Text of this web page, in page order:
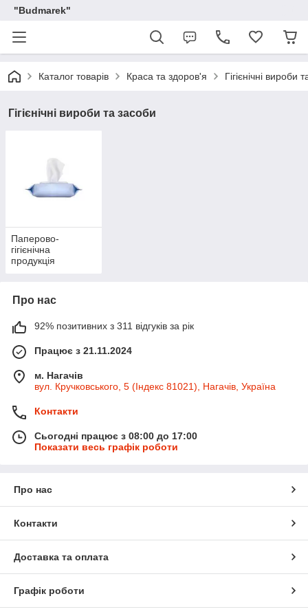
"Budmarek"
Каталог товарів Краса та здоров'я Гігієнічні вироби
Гігієнічні вироби та засоби
Паперово-
гігієнічна
продукція
Про нас
92% позитивних з 311 відгуків за рік
Працює з 21.11.2024
м. Нагачів
вул. Кручковського, 5 (Індекс 81021), Нагачів, Україна
Контакти
Сьогодні працює з 08:00 до 17:00
Показати весь графік роботи
Про нас
Контакти
Доставка та оплата
Графік роботи